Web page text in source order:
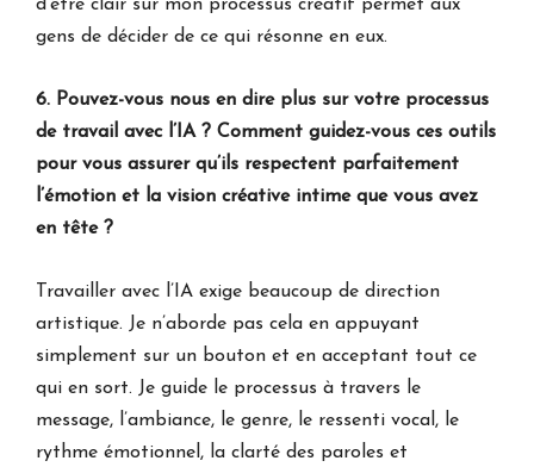
d’être clair sur mon processus créatif permet aux
gens de décider de ce qui résonne en eux.
6. Pouvez-vous nous en dire plus sur votre processus
de travail avec l’IA ? Comment guidez-vous ces outils
pour vous assurer qu’ils respectent parfaitement
l’émotion et la vision créative intime que vous avez
en tête ?
Travailler avec l’IA exige beaucoup de direction
artistique. Je n’aborde pas cela en appuyant
simplement sur un bouton et en acceptant tout ce
qui en sort. Je guide le processus à travers le
message, l’ambiance, le genre, le ressenti vocal, le
rythme émotionnel, la clarté des paroles et